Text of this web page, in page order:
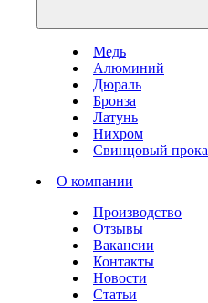
Медь
Алюминий
Дюраль
Бронза
Латунь
Нихром
Свинцовый
О компании
Производство
Отзывы
Вакансии
Контакты
Новости
Статьи